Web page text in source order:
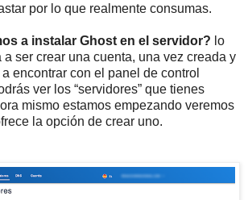
por lo que realmente consumas.
a instalar Ghost en el servidor? lo
a ser crear una cuenta, una vez creada y
encontrar con el panel de control
ver los “servidores” que tienes
mismo estamos empezando veremos
la opción de crear uno.